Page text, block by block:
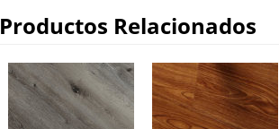
Productos Relacionados